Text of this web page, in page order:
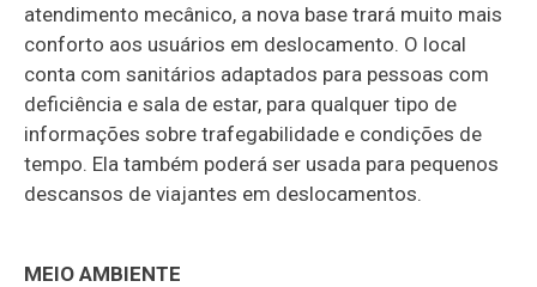
atendimento mecânico, a nova base trará muito mais
conforto aos usuários em deslocamento. O local
conta com sanitários adaptados para pessoas com
deficiência e sala de estar, para qualquer tipo de
informações sobre trafegabilidade e condições de
tempo. Ela também poderá ser usada para pequenos
descansos de viajantes em deslocamentos.
MEIO AMBIENTE